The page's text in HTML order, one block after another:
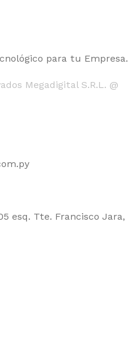
para tu Empresa.
Megadigital S.R.L. @
esq. Tte. Francisco Jara,